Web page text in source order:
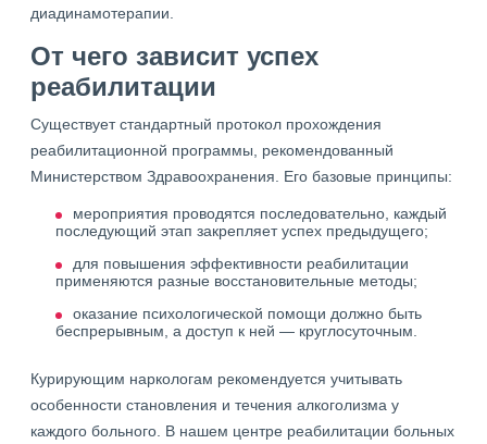
диадинамотерапии.
От чего зависит успех
реабилитации
Существует стандартный протокол прохождения
реабилитационной программы, рекомендованный
Министерством Здравоохранения. Его базовые принципы:
мероприятия проводятся последовательно, каждый
последующий этап закрепляет успех предыдущего;
для повышения эффективности реабилитации
применяются разные восстановительные методы;
оказание психологической помощи должно быть
беспрерывным, а доступ к ней — круглосуточным.
Курирующим наркологам рекомендуется учитывать
особенности становления и течения алкоголизма у
каждого больного. В нашем центре реабилитации больных